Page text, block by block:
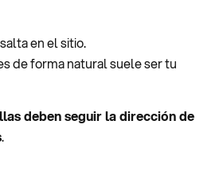
en el sitio.
de forma natural suele ser tu
deben seguir la dirección de
.